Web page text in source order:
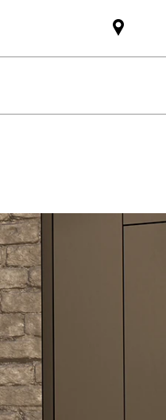
Mini
dealer